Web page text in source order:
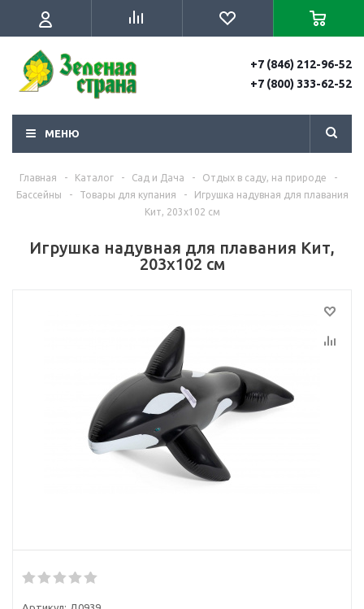
+7 (846) 212-96-52
+7 (800) 333-62-52
МЕНЮ
Главная - Каталог - Сад и Дача - Отдых в саду, на природе
-
Бассейны
- Товары для купания -
Игрушка надувная для плавания
Кит, 203х102 см
Игрушка надувная для плавания Кит,
203х102 см